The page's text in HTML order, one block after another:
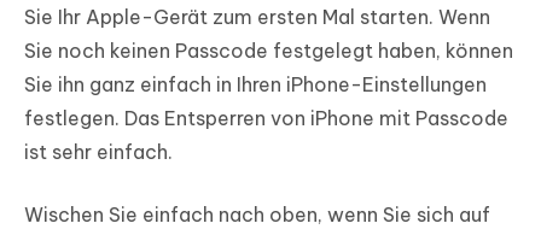
Sie Ihr Apple-Gerät zum ersten Mal starten. Wenn
Sie noch keinen Passcode festgelegt haben, können
Sie ihn ganz einfach in Ihren iPhone-Einstellungen
festlegen. Das Entsperren von iPhone mit Passcode
ist sehr einfach.
Wischen Sie einfach nach oben, wenn Sie sich auf